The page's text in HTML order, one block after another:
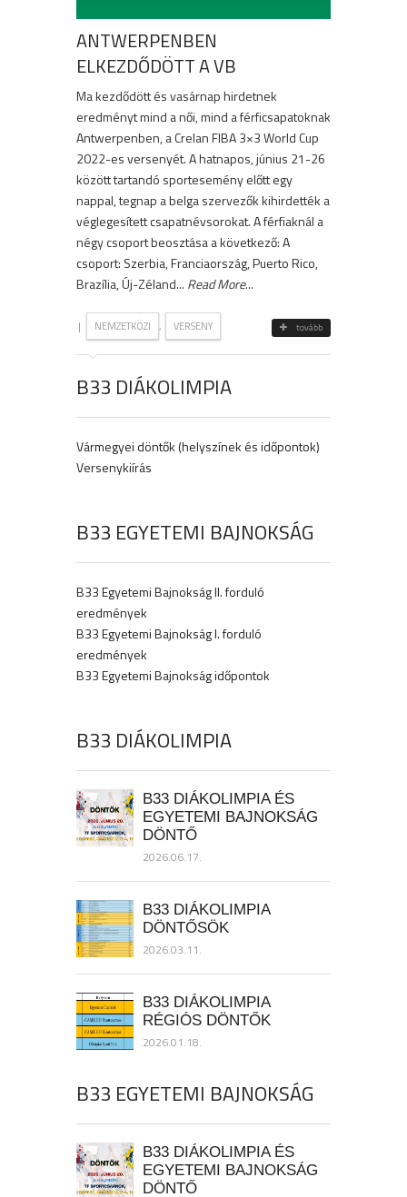
ANTWERPENBEN
ELKEZDŐDÖTT A VB
Ma kezdődött és vasárnap hirdetnek
eredményt mind a női, mind a férficsapatoknak
Antwerpenben, a Crelan FIBA 3×3 World Cup
2022-es versenyét. A hatnapos, június 21-26
között tartandó sportesemény előtt egy
nappal, tegnap a belga szervezők kihirdették a
véglegesített csapatnévsorokat. A férfiaknál a
négy csoport beosztása a következő: A
csoport: Szerbia, Franciaország, Puerto Rico,
Brazília, Új-Zéland... Read More...
| NEMZETKÖZI , VERSENY tovább
B33 DIÁKOLIMPIA
Vármegyei döntők (helyszínek és időpontok)
Versenykiírás
B33 EGYETEMI BAJNOKSÁG
B33 Egyetemi Bajnokság II. forduló
eredmények
B33 Egyetemi Bajnokság I. forduló
eredmények
B33 Egyetemi Bajnokság időpontok
B33 DIÁKOLIMPIA
B33 DIÁKOLIMPIA ÉS
EGYETEMI BAJNOKSÁG
DÖNTŐ
2026.06.17.
B33 DIÁKOLIMPIA
DÖNTŐSÖK
2026.03.11.
B33 DIÁKOLIMPIA
RÉGIÓS DÖNTŐK
2026.01.18.
B33 EGYETEMI BAJNOKSÁG
B33 DIÁKOLIMPIA ÉS
EGYETEMI BAJNOKSÁG
DÖNTŐ